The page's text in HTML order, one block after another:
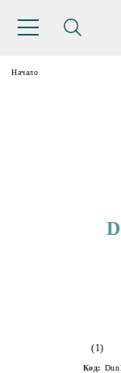
Начало
(1)
Код: